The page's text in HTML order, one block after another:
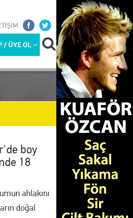
/ ÜYE OL
boy
18
ahlakını
doğal